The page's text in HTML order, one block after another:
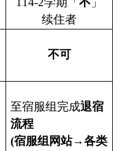
续住者
不可
至宿服组完成退宿
流程
(宿服组网站→各类